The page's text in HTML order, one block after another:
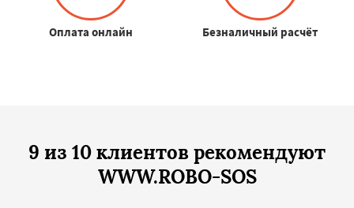
Оплата онлайн Безналичный расчёт
9 из 10 клиентов рекомендуют
WWW.ROBO-SOS